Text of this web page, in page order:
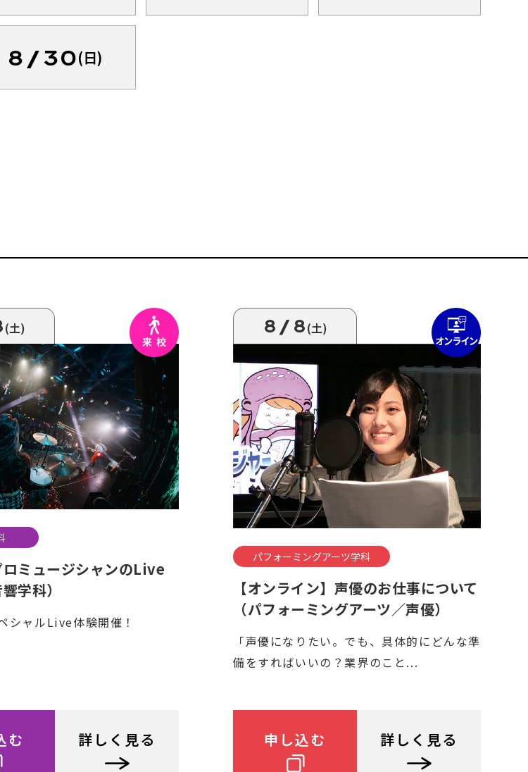
8/30(日)
(土)
ロミュージシャンのLive
学科）
シャルLive体験開催！
む 詳しく見る
8/8(土)
パフォーミングアーツ学科
【オンライン】声優のお仕事について
（パフォーミングアーツ／声優）
「声優になりたい。でも、具体的にどんな準
備をすればいいの？業界のこと...
申し込む 詳しく見る